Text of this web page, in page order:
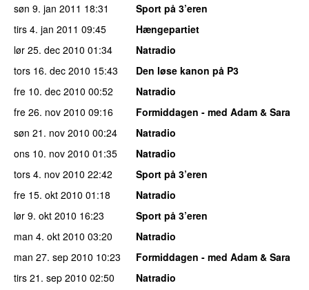
søn 9. jan 2011 18:31
Sport på 3’eren
tirs 4. jan 2011 09:45
Hængepartiet
lør 25. dec 2010 01:34
Natradio
tors 16. dec 2010 15:43
Den løse kanon på P3
fre 10. dec 2010 00:52
Natradio
fre 26. nov 2010 09:16
Formiddagen - med Adam & Sara
søn 21. nov 2010 00:24
Natradio
ons 10. nov 2010 01:35
Natradio
tors 4. nov 2010 22:42
Sport på 3’eren
fre 15. okt 2010 01:18
Natradio
lør 9. okt 2010 16:23
Sport på 3’eren
man 4. okt 2010 03:20
Natradio
man 27. sep 2010 10:23
Formiddagen - med Adam & Sara
tirs 21. sep 2010 02:50
Natradio